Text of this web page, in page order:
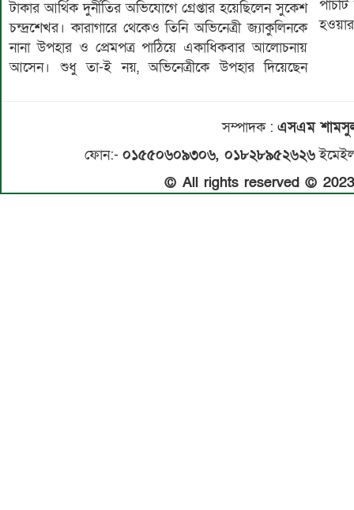
টাকার আর্থিক দুর্নীতির অভিযোগে গ্রেপ্তার হয়েছিলেন সুকেশ
চন্দ্রশেখর। কারাগারে থেকেও তিনি অভিনেত্রী জ্যাকুলিনকে
নানা উপহার ও প্রেমপত্র পাঠিয়ে একাধিকবার আলোচনায়
আসেন। শুধু তা-ই নয়, অভিনেত্রীকে উপহার দিয়েছেন
সম্পাদক: এসএম
ফোন:- ০১৫৫০৬০৯৩০৬, ০১৮২৮৯৫২৬২৬
© All rights reserved ©